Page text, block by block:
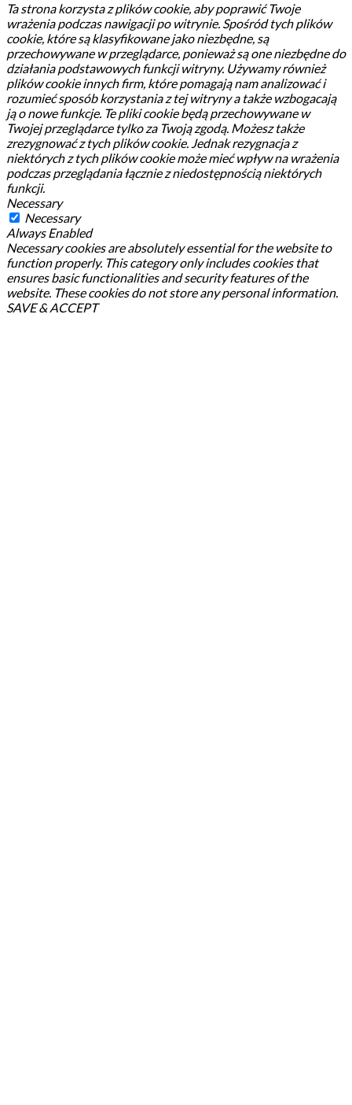
Ta strona korzysta z plików cookie, aby poprawić Twoje
wrażenia podczas nawigacji po witrynie. Spośród tych plików
cookie, które są klasyfikowane jako niezbędne, są
przechowywane w przeglądarce, ponieważ są one niezbędne do
działania podstawowych funkcji witryny. Używamy również
plików cookie innych firm, które pomagają nam analizować i
rozumieć sposób korzystania z tej witryny a także wzbogacają
ją o nowe funkcje. Te pliki cookie będą przechowywane w
Twojej przeglądarce tylko za Twoją zgodą. Możesz także
zrezygnować z tych plików cookie. Jednak rezygnacja z
niektórych z tych plików cookie może mieć wpływ na wrażenia
podczas przeglądania łącznie z niedostępnością niektórych
funkcji.
Necessary
Necessary
Always Enabled
Necessary cookies are absolutely essential for the website to
function properly. This category only includes cookies that
ensures basic functionalities and security features of the
website. These cookies do not store any personal information.
SAVE & ACCEPT